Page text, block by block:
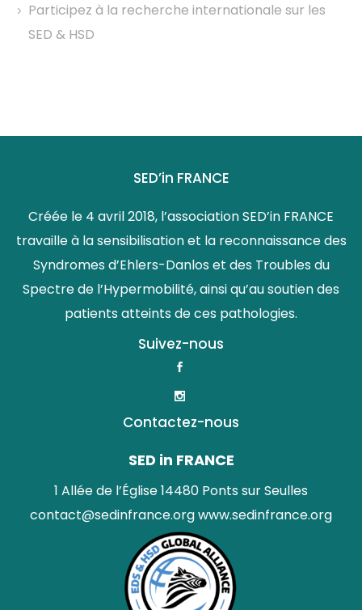
Participez à la recherche internationale sur les
SED & HSD
SED’in FRANCE
Créée le 4 avril 2018, l’association SED’in FRANCE
travaille à la sensibilisation et la reconnaissance des
Syndromes d’Ehlers-Danlos et des Troubles du
Spectre de l’Hypermobilité, ainsi qu’au soutien des
patients atteints de ces pathologies.
Suivez-nous
Contactez-nous
SED in FRANCE
1 Allée de l’Église 14480 Ponts sur Seulles
contact@sedinfrance.orgwww.sedinfrance.org